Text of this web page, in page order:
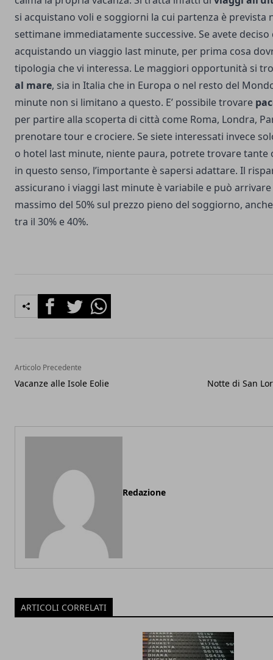
si acquistano voli e soggiorni la cui partenza è prevista
settimane immediatamente successive. Se avete
acquistando un viaggio last minute, per prima cosa
tipologia che vi interessa. Le maggiori opportunità si
al mare, sia in Italia che in Europa o nel resto del
minute non si limitano a questo. E’ possibile trovare
per partire alla scoperta di città come Roma, Londra,
prenotare tour e crociere. Se siete interessati invece
o hotel last minute, niente paura, potrete trovare
in questo senso, l’importante è sapersi adattare. Il
assicurano i viaggi last minute è variabile e può
massimo del 50% sul prezzo pieno del soggiorno,
tra il 30% e 40%.
FacebookTwitterWhatsapp
Articolo Precedente
Vacanze alle Isole Eolie Notte di San
Redazione
ARTICOLI CORRELATI